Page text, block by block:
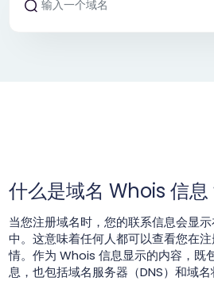
什么是域名 Whois 信息
当您注册域名时，您的联系信息会显
中。这意味着任何人都可以查看您在
情。作为 Whois 信息显示的内容，既
息，也包括域名服务器（DNS）和域名